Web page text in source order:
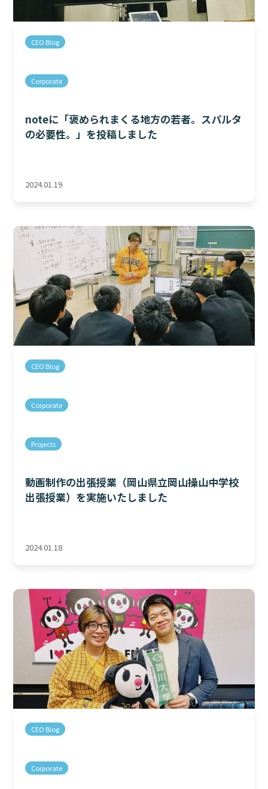
CEO Blog
Corporate
noteに「褒められまくる地方の若者。スパルタ
の必要性。」を投稿しました
2024.01.19
CEO Blog
Corporate
Projects
動画制作の出張授業（岡山県立岡山操山中学校
出張授業）を実施いたしました
2024.01.18
CEO Blog
Corporate